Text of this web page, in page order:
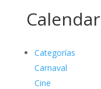
Calendar
Categorías
Carnaval
Cine